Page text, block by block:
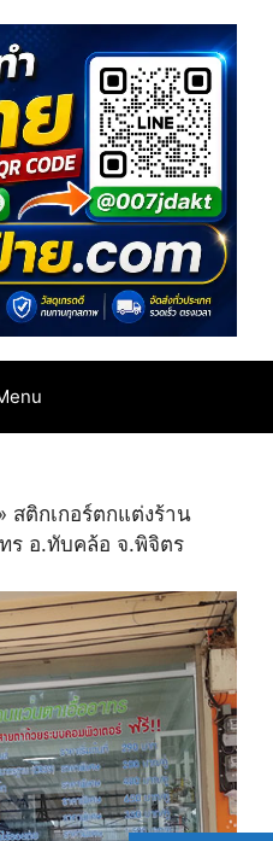
สติกเกอร์ตกแต่งร้าน
ร อ.ทับคล้อ จ.พิจิตร